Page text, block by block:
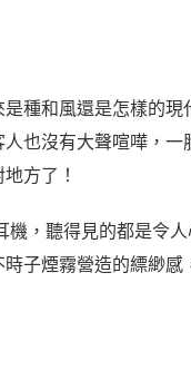
種和風還是怎樣的現
也沒有大聲喧嘩，一
方了！
機，聽得見的都是令
子煙霧營造的縹緲感